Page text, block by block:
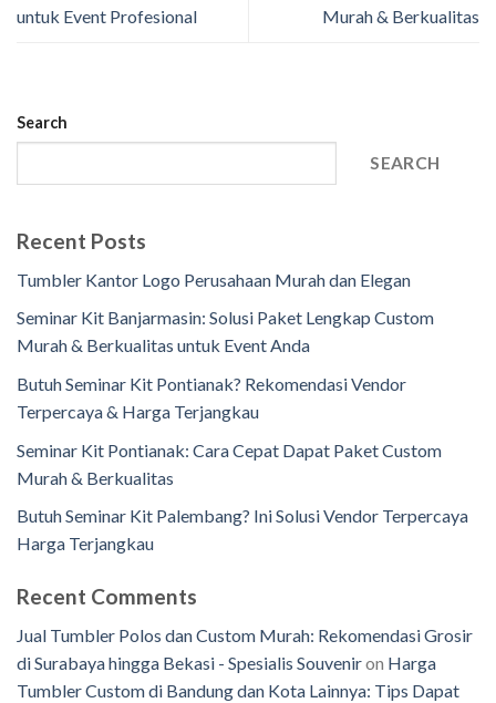
untuk Event Profesional
Murah & Berkualitas
Search
SEARCH
Recent Posts
Tumbler Kantor Logo Perusahaan Murah dan Elegan
Seminar Kit Banjarmasin: Solusi Paket Lengkap Custom
Murah & Berkualitas untuk Event Anda
Butuh Seminar Kit Pontianak? Rekomendasi Vendor
Terpercaya & Harga Terjangkau
Seminar Kit Pontianak: Cara Cepat Dapat Paket Custom
Murah & Berkualitas
Butuh Seminar Kit Palembang? Ini Solusi Vendor Terpercaya
Harga Terjangkau
Recent Comments
Jual Tumbler Polos dan Custom Murah: Rekomendasi Grosir
di Surabaya hingga Bekasi - Spesialis Souveniron Harga
Tumbler Custom di Bandung dan Kota Lainnya: Tips Dapat